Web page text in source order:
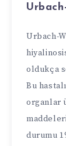
Urbach-
oldukça
Bu
organlar
durumu